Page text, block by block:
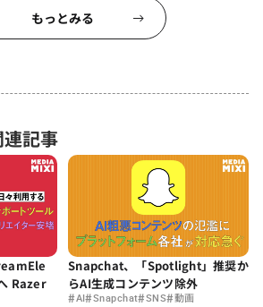
もっとみる
記事
Razer
Snapchat、「Spotlight」推奨か
らAI生成コンテンツ除外
#AI#Snapchat#SNS#動画